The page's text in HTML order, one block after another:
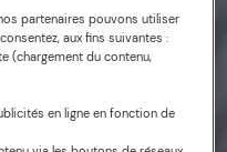
partenaires pouvons utiliser
aux fins suivantes :
(chargement du contenu,
en ligne en fonction de